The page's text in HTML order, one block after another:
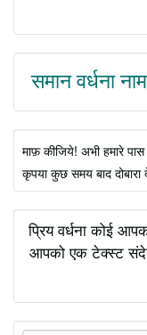
समान वर्धना
माफ़ कीजिये! अभी हमारे
कृपया कुछ समय बाद
प्रिय वर्धना कोई
आपको एक टेक्स्ट संदेश